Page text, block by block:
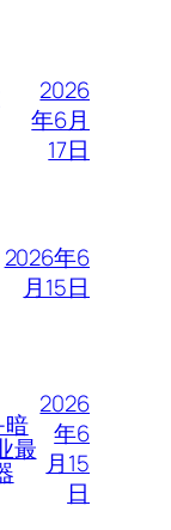
2026
年6月
17日
2026年6
月15日
暗
最
2026
年6
月15
日